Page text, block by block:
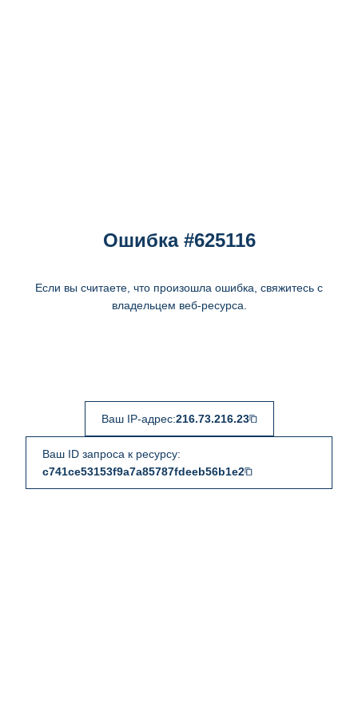
Ошибка #625116
Если вы считаете, что произошла ошибка, свяжитесь с
владельцем веб-ресурса.
Ваш IP-адрес:216.73.216.23
Ваш ID запроса к ресурсу:
c741ce53153f9a7a85787fdeeb56b1e2